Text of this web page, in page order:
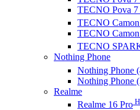
TECNO Pova 7
TECNO
TECNO
TECNO
Nothing Phone
Nothing Phone
Nothing Phone
Realme
Realme 16 Pro